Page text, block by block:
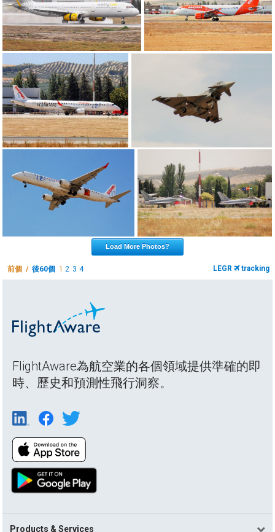
Load More Photos?
前個 /後60個 12 3 4 LEGR tracking
FlightAware為航空業的各個領域提供準確的即
時、歷史和預測性飛行洞察。
Products & Services